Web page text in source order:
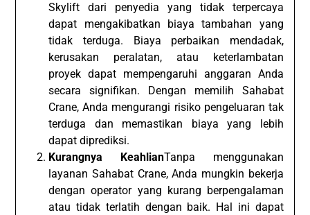
Skylift dari penyedia yang tidak terpercaya
dapat mengakibatkan biaya tambahan yang
tidak terduga. Biaya perbaikan mendadak,
kerusakan peralatan, atau keterlambatan
proyek dapat mempengaruhi anggaran Anda
secara signifikan. Dengan memilih Sahabat
Crane, Anda mengurangi risiko pengeluaran tak
terduga dan memastikan biaya yang lebih
dapat diprediksi.
Kurangnya KeahlianTanpa menggunakan
layanan Sahabat Crane, Anda mungkin bekerja
dengan operator yang kurang berpengalaman
atau tidak terlatih dengan baik. Hal ini dapat